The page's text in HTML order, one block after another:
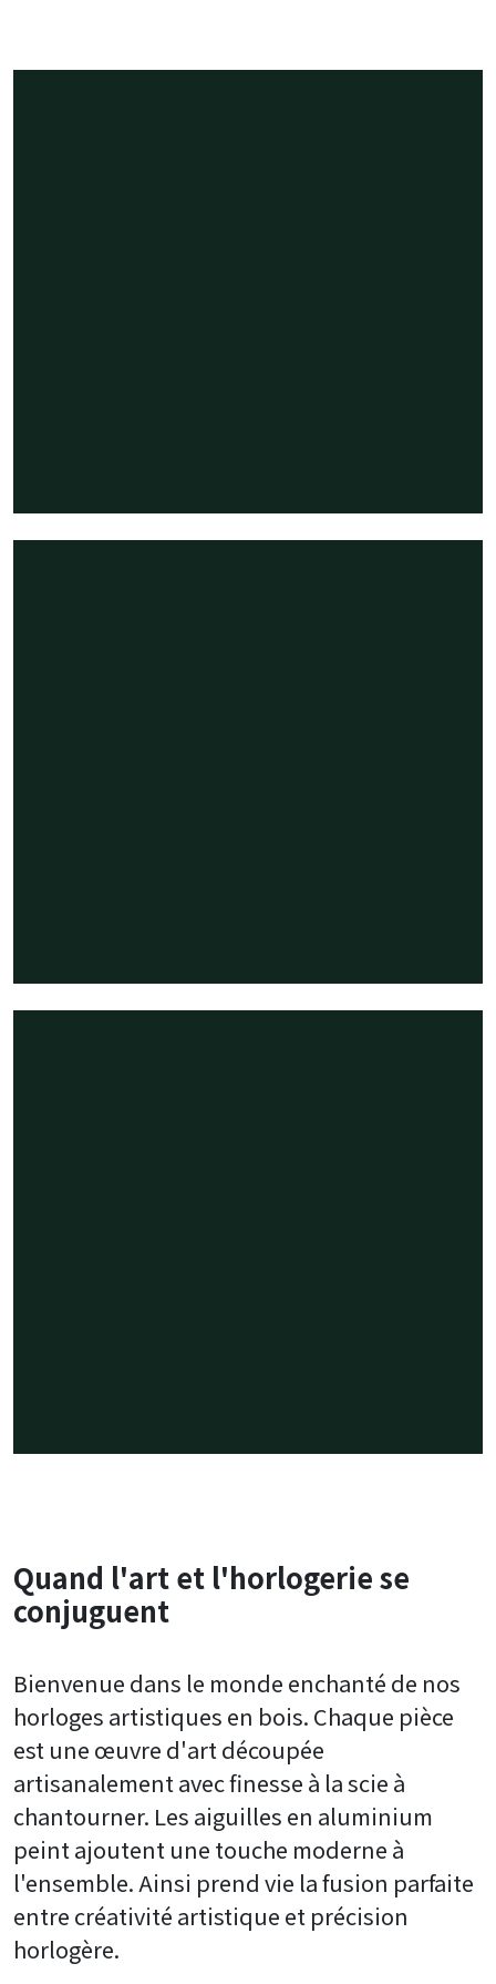
Quand l'art et l'horlogerie se
conjuguent
Bienvenue dans le monde enchanté de nos
horloges artistiques en bois. Chaque pièce
est une œuvre d'art découpée
artisanalement avec finesse à la scie à
chantourner. Les aiguilles en aluminium
peint ajoutent une touche moderne à
l'ensemble. Ainsi prend vie la fusion parfaite
entre créativité artistique et précision
horlogère.